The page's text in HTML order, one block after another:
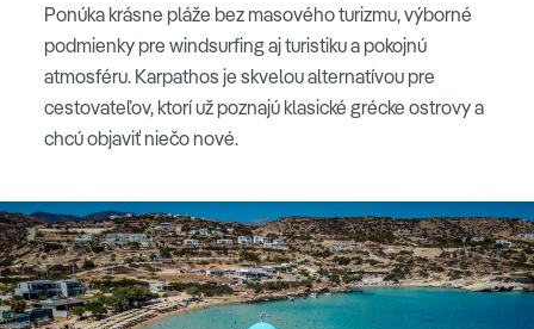
Ponúka krásne pláže bez masového turizmu, výborné
podmienky pre windsurfing aj turistiku a pokojnú
atmosféru. Karpathos je skvelou alternatívou pre
cestovateľov, ktorí už poznajú klasické grécke ostrovy a
chcú objaviť niečo nové.